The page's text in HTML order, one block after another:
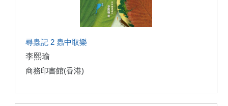
尋蟲記 2 蟲中取樂
李熙瑜
商務印書館(香港)